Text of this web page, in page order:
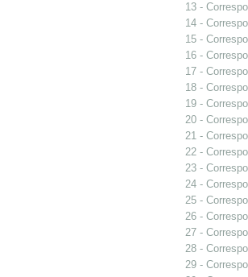
13 -
14 -
15 -
16 -
17 -
18 -
19 -
20 -
21 -
22 -
23 -
24 -
25 -
26 -
27 -
28 -
29 -